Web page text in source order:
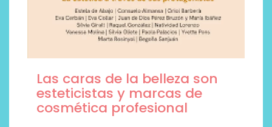
Las caras de la belleza son
esteticistas y marcas de
cosmética profesional